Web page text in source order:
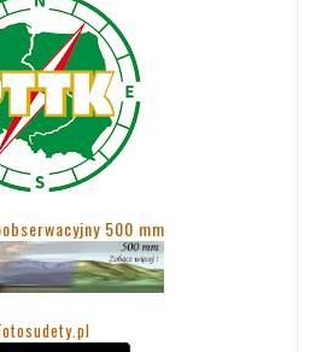
500 mm